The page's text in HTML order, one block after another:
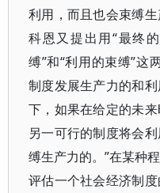
利用，而且也会束缚
科恩又提出用“最终
缚”和“利用的束缚”这
制度发展生产力的和
下，如果在给定的未
另一可行的制度将会
缚生产力的。”在某种
评估一个社会经济制